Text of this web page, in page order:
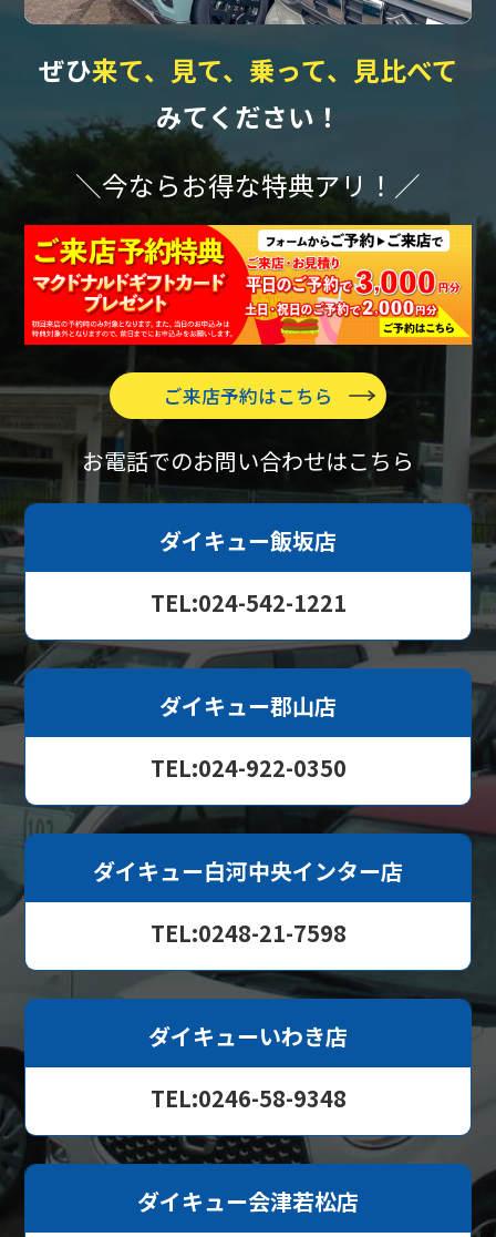
ぜひ来て、見て、乗って、見比べて
みてください！
＼今ならお得な特典アリ！／
ご来店予約はこちら
お電話でのお問い合わせはこちら
ダイキュー飯坂店
TEL:024-542-1221
ダイキュー郡山店
TEL:024-922-0350
ダイキュー白河中央インター店
TEL:0248-21-7598
ダイキューいわき店
TEL:0246-58-9348
ダイキュー会津若松店